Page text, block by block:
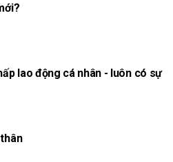
lao động cá nhân - luôn có sự